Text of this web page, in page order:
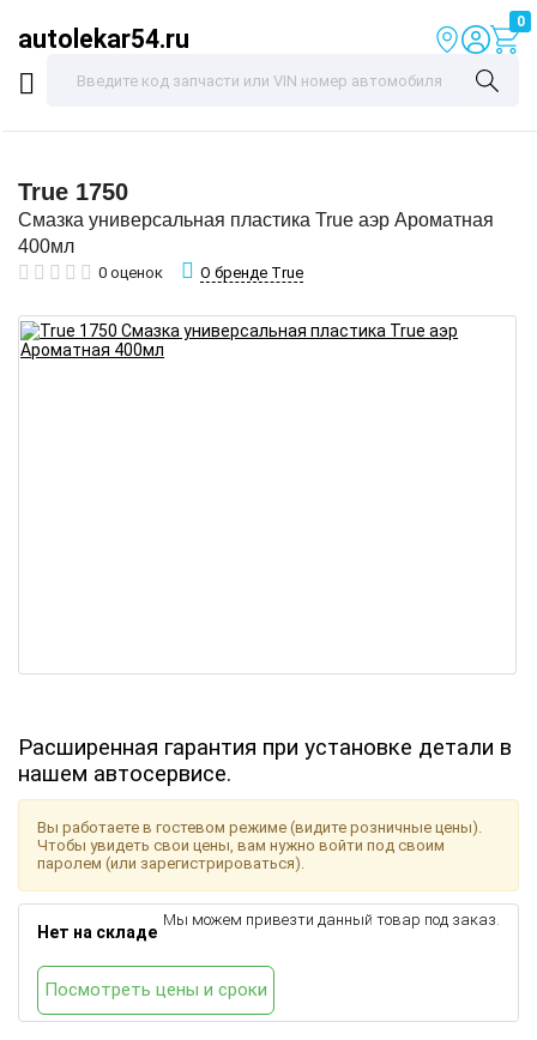
autolekar54.ru
0
True 1750
Смазка универсальная пластика True аэр Ароматная
400мл
0 оценок О бренде True
Расширенная гарантия при установке детали в
нашем автосервисе.
Вы работаете в гостевом режиме (видите розничные цены).
Чтобы увидеть свои цены, вам нужно войти под своим
паролем (или зарегистрироваться).
Нет на складе
Мы можем привезти данный товар под заказ.
Посмотреть цены и сроки